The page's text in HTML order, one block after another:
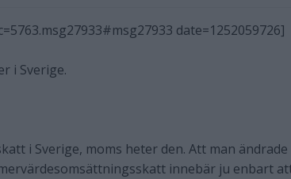
date=1252059726]
i Sverige.
i Sverige, moms heter den. Att man ändrade
innebär ju enbart